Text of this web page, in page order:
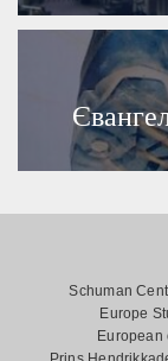
Schuman
Europe
European